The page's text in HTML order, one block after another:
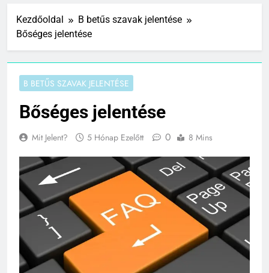
Kezdőoldal
B betűs szavak jelentése
Bőséges jelentése
B BETŰS SZAVAK JELENTÉSE
Bőséges jelentése
Mit Jelent? 5 Hónap Ezelőtt 0 8 Mins